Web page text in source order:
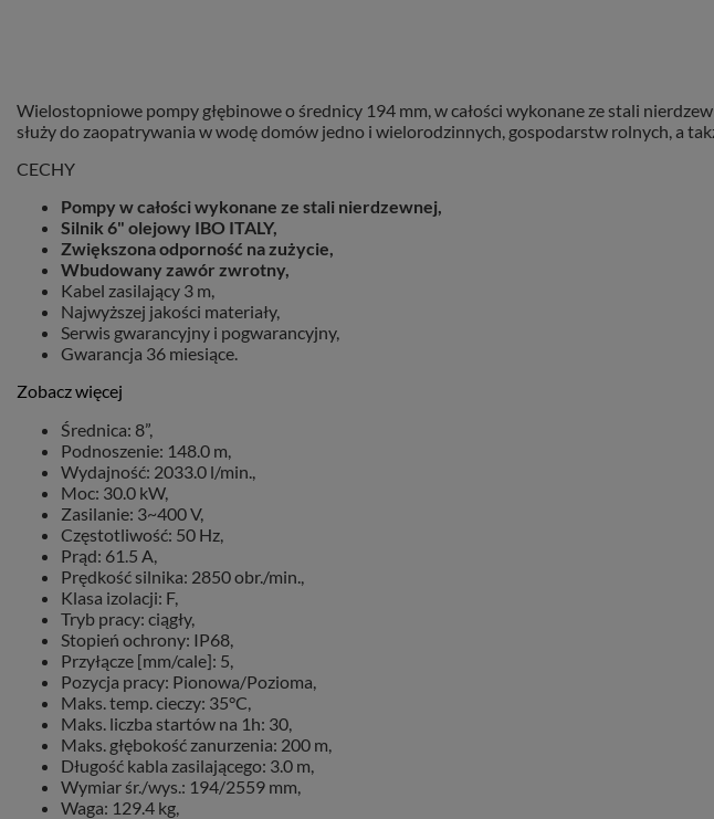
Wielostopniowe pompy głębinowe o średnicy 194 mm, w całości wykonane ze stali
służy do zaopatrywania w wodę domów jedno i wielorodzinnych, gospodarstw rolnych, a
CECHY
Pompy w całości wykonane ze stali nierdzewnej,
Silnik 6" olejowy IBO ITALY,
Zwiększona odporność na zużycie,
Wbudowany zawór zwrotny,
Kabel zasilający 3 m,
Najwyższej jakości materiały,
Serwis gwarancyjny i pogwarancyjny,
Gwarancja 36 miesiące.
Zobacz więcej
Średnica: 8”,
Podnoszenie: 148.0 m,
Wydajność: 2033.0 l/min.,
Moc: 30.0 kW,
Zasilanie: 3~400 V,
Częstotliwość: 50 Hz,
Prąd: 61.5 A,
Prędkość silnika: 2850 obr./min.,
Klasa izolacji: F,
Tryb pracy: ciągły,
Stopień ochrony: IP68,
Przyłącze [mm/cale]: 5,
Pozycja pracy: Pionowa/Pozioma,
Maks. temp. cieczy: 35°C,
Maks. liczba startów na 1h: 30,
Maks. głębokość zanurzenia: 200 m,
Długość kabla zasilającego: 3.0 m,
Wymiar śr./wys.: 194/2559 mm,
Waga: 129.4 kg,